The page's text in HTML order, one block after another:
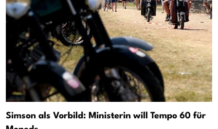
Simson als Vorbild: Ministerin will Tempo 60 für